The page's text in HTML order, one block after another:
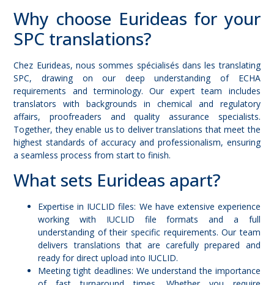
Why choose Eurideas for your
SPC translations?
Chez Eurideas, nous sommes spécialisés dans lestranslating
SPC, drawing on our deep understanding of ECHA
requirements and terminology. Our expert team includes
translators with backgrounds in chemical and regulatory
affairs, proofreaders and quality assurance specialists.
Together, they enable us to deliver translations that meet the
highest standards of accuracy and professionalism, ensuring
a seamless process from start to finish.
What sets Eurideas apart?
Expertise in IUCLID files: We have extensive experience
working with IUCLID file formats and a full
understanding of their specific requirements. Our team
delivers translations that are carefully prepared and
ready for direct upload into IUCLID.
Meeting tight deadlines: We understand the importance